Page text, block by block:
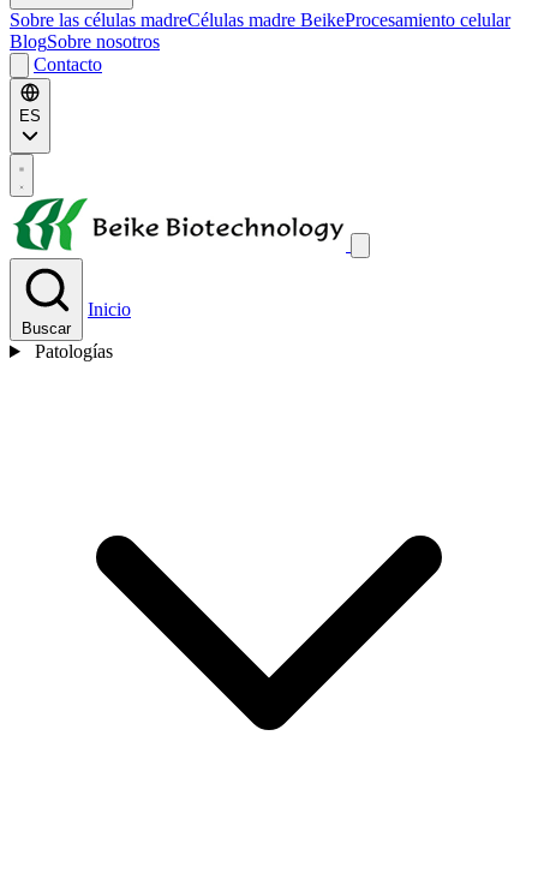
Sobre las células madreCélulas madre BeikeProcesamiento celular
BlogSobre nosotros
Contacto
ES
Buscar
Inicio
Patologías